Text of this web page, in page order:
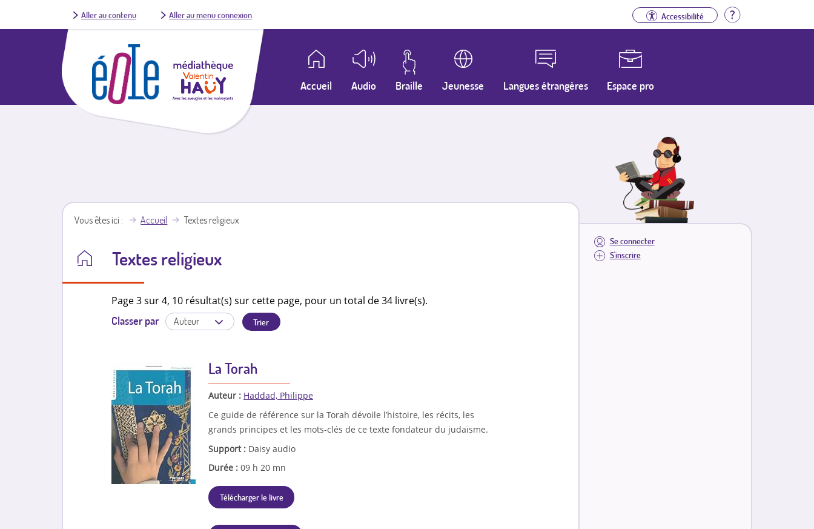
Aller au contenu Aller au menu connexion Accessibilité Aide
Accueil Audio Braille Jeunesse Langues étrangères Espace pro
Se connecter
S'inscrire
Vous êtes ici Accueil Textes religieux
Textes religieux
Page 3 sur 4, 10 résultat(s) sur cette page, pour un total de 34 livre(s).
Classer par
La Torah
Auteur : Haddad, Philippe
Ce guide de référence sur la Torah dévoile l’histoire, les récits, les
grands principes et les mots-clés de ce texte fondateur du judaïsme.
Support : Daisy audio
Durée : 09 h 20 mn
Télécharger le livre